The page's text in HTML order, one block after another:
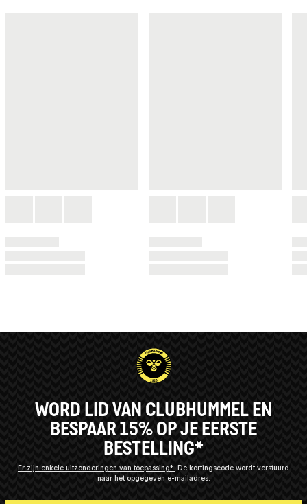
WORD LID VAN CLUBHUMMEL EN
BESPAAR 15% OP JE EERSTE
BESTELLING*
Er zijn enkele uitzonderingen van toepassing*
De kortingscode wordt verstuurd
naar het opgegeven e-mailadres.